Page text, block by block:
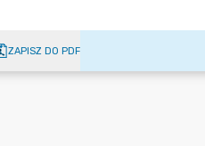
ZAPISZ DO PDF